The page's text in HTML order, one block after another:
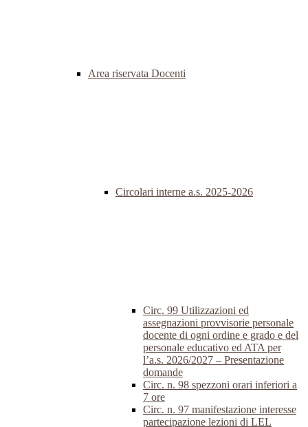
Area riservata Docenti
Circolari interne a.s. 2025-2026
Circ. 99 Utilizzazioni ed
assegnazioni provvisorie personale
docente di ogni ordine e grado e del
personale educativo ed ATA per
l’a.s. 2026/2027 – Presentazione
domande
Circ. n. 98 spezzoni orari inferiori a
7 ore
Circ. n. 97 manifestazione interesse
partecipazione lezioni di LEL